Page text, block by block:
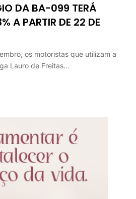
DA BA-099 TERÁ
A PARTIR DE 22 DE
os motoristas que utilizam a
Lauro de Freitas…